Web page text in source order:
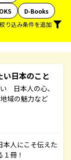
D-Books
絞り込み条件を追加
日本のこと
日本人の心、
域の魅力など
本人にこそ伝えた
冊！